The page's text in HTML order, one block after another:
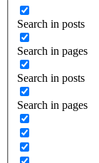
Search in posts
Search in pages
Search in posts
Search in pages